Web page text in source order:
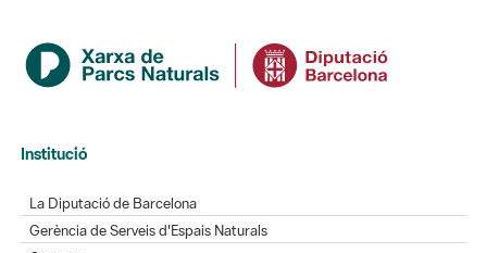
Institució
La Diputació de Barcelona
Gerència de Serveis d'Espais Naturals